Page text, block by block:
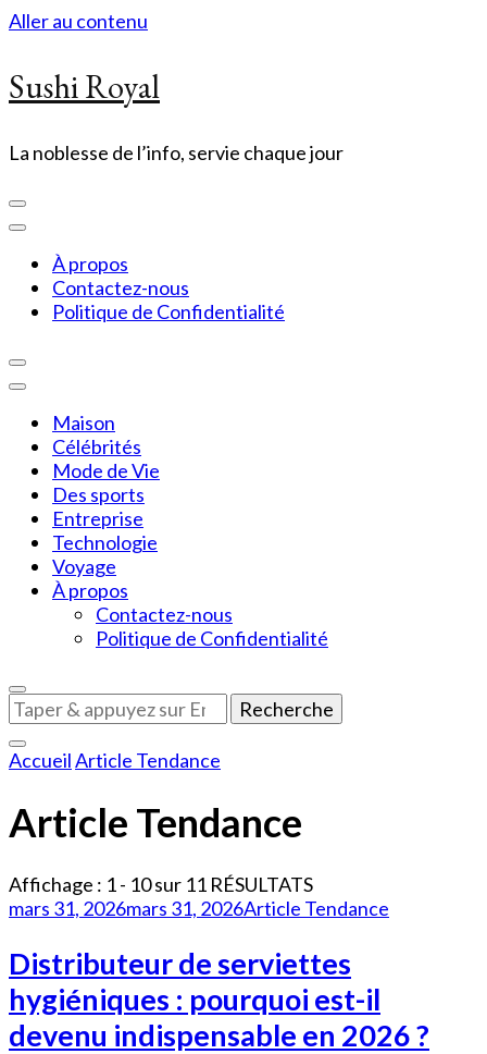
Aller au contenu
Sushi Royal
La noblesse de l’info, servie chaque jour
À propos
Contactez-nous
Politique de Confidentialité
Maison
Célébrités
Mode de Vie
Des sports
Entreprise
Technologie
Voyage
À propos
Contactez-nous
Politique de Confidentialité
Vous
recherchiez
quelque
chose
AccueilArticle Tendance
Article Tendance
Affichage : 1 - 10 sur 11 RÉSULTATS
mars 31, 2026mars 31, 2026Article Tendance
Distributeur de serviettes
hygiéniques : pourquoi est-il
devenu indispensable en 2026 ?